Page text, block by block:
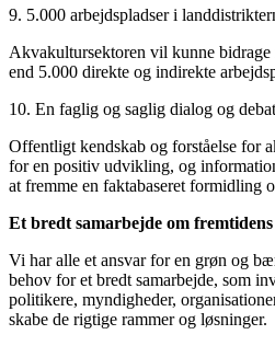
9. 5.000 arbejdspladser i
Akvakultursektoren vil kunne bidrage
end 5.000 direkte og indirekte
10. En faglig og saglig dialog og
Offentligt kendskab og forståelse for
for en positiv udvikling, og
at fremme en faktabaseret formidling
Et bredt samarbejde om
Vi har alle et ansvar for en grøn og
behov for et bredt samarbejde, som
politikere, myndigheder,
skabe de rigtige rammer og løsninger.